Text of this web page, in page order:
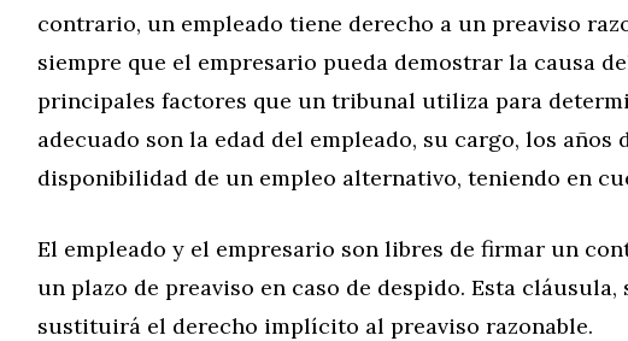
contrario, un empleado tiene derecho a un preaviso
siempre que el empresario pueda demostrar la causa
principales factores que un tribunal utiliza para
adecuado son la edad del empleado, su cargo, los años
disponibilidad de un empleo alternativo, teniendo en
El empleado y el empresario son libres de firmar un
un plazo de preaviso en caso de despido. Esta cláusula,
sustituirá el derecho implícito al preaviso razonable.